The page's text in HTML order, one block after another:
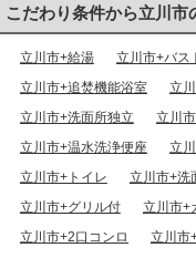
こだわり条件から立川市
立川市+給湯 立川市+バス
立川市+追焚機能浴室
立
立川市+洗面所独立
立川
立川市+温水洗浄便座
立
立川市+トイレ
立川市+洗
立川市+グリル付
立川市+
立川市+2口コンロ
立川市